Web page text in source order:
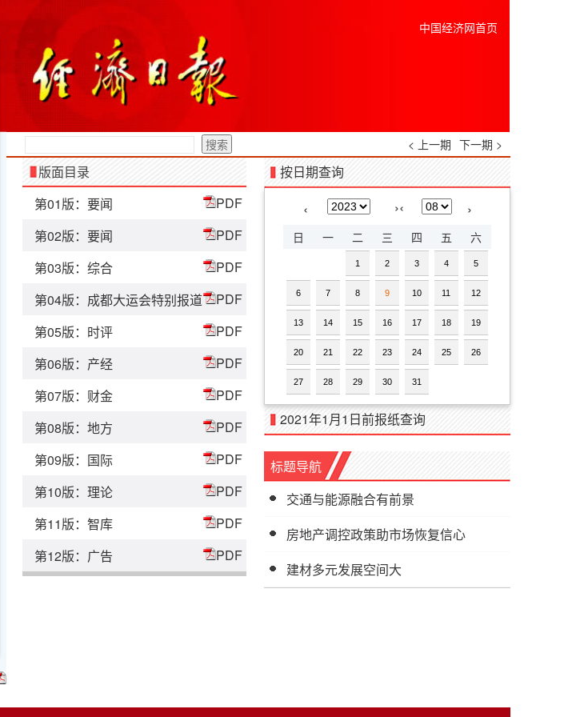
中国经济网首页
< 上一期 下一期 >
版面目录
第01版：要闻
PDF
第02版：要闻
PDF
第03版：综合
PDF
第04版：成都大运会特别报道
PDF
第05版：时评
PDF
第06版：产经
PDF
第07版：财金
PDF
第08版：地方
PDF
第09版：国际
PDF
第10版：理论
PDF
第11版：智库
PDF
第12版：广告
PDF
按日期查询
‹ ›‹ ›
日 一 二 三 四 五 六
1 2 3 4 5
6 7 8 9 10 11 12
13 14 15 16 17 18 19
20 21 22 23 24 25 26
27 28 29 30 31
2021年1月1日前报纸查询
标题导航
交通与能源融合有前景
房地产调控政策助市场恢复信心
建材多元发展空间大